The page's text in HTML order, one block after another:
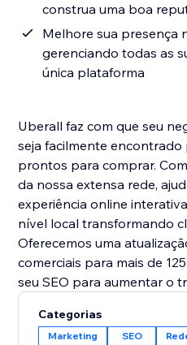
construa uma boa
Melhore sua presença
gerenciando todas as
única plataforma
Uberall faz com que seu
seja facilmente
prontos para comprar.
da nossa extensa rede,
experiência online
nível local transformando
Oferecemos uma
comerciais para mais de
seu SEO para aumentar o
Categorias
Marketing SEO